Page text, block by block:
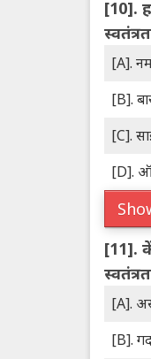
[10].
[A].
[B].
[C].
[D].
[11].
[A].
[B].